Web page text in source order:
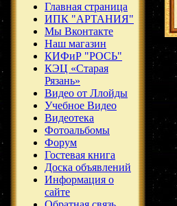
Главная страница
ИПК "АРТАНИЯ"
Мы Вконтакте
Наш магазин
КИФиР "РОСЬ"
КЭЦ «Старая
Рязань»
Видео от Ллойды
Учебное Видео
Видеотека
Фотоальбомы
Форум
Гостевая книга
Доска объявлений
Информация о
сайте